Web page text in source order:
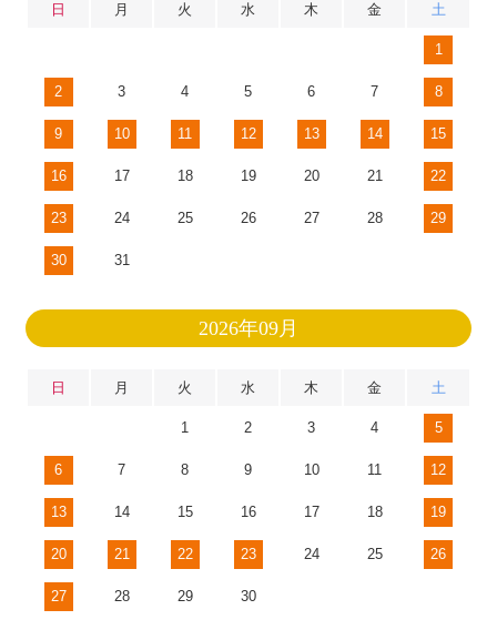
日 月 火 水 木 金 土
1
2 3 4 5 6 7 8
9 10 11 12 13 14 15
16 17 18 19 20 21 22
23 24 25 26 27 28 29
30 31
2026年09月
日 月 火 水 木 金 土
1 2 3 4 5
6 7 8 9 10 11 12
13 14 15 16 17 18 19
20 21 22 23 24 25 26
27 28 29 30